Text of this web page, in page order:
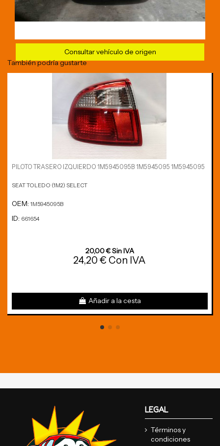
Consultar vehículo de origen
También podría gustarte
PILOTO TRASERO IZQUIERDO 1M5945095B 1M5945095 1M5945095
SEAT TOLEDO (1M2) SELECT
OEM: 1M5945095B
ID: 661654
20,00 € Sin IVA
24,20 € Con IVA
Añadir a la cesta
LEGAL
Términos y
condiciones